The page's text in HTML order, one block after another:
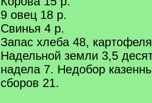
9 овец 18 р.
Свинья 4 р.
Запас хлеба 48,
Надельной земли 3,5
надела 7. Недобор
сборов 21.